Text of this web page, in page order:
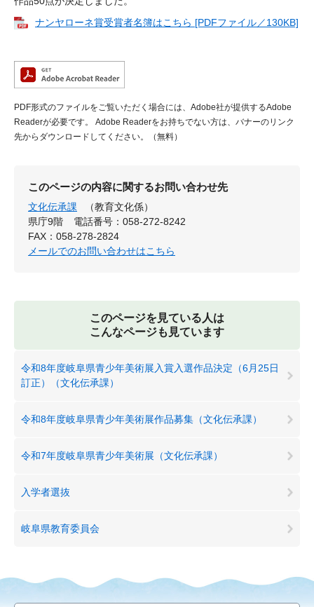
ナンヤローネ賞受賞者名簿はこちら [PDFファイル／130KB]
PDF形式のファイルをご覧いただく場合には、Adobe社が提供するAdobe
Readerが必要です。
Adobe Readerをお持ちでない方は、バナーのリンク
先からダウンロードしてください。（無料）
このページの内容に関するお問い合わせ先
文化伝承課
（教育文化係）
県庁9階
電話番号：058-272-8242
FAX：058-278-2824
メールでのお問い合わせはこちら
このページを見ている人は
こんなページも見ています
令和8年度岐阜県青少年美術展入賞入選作品決定（6月25日
訂正）（文化伝承課）
令和8年度岐阜県青少年美術展作品募集（文化伝承課）
令和7年度岐阜県青少年美術展（文化伝承課）
入学者選抜
岐阜県教育委員会